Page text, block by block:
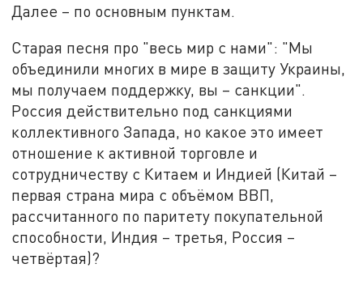
Далее – по основным пунктам.
Старая песня про "весь мир с нами": "Мы
объединили многих в мире в защиту Украины,
мы получаем поддержку, вы – санкции".
Россия действительно под санкциями
коллективного Запада, но какое это имеет
отношение к активной торговле и
сотрудничеству с Китаем и Индией (Китай –
первая страна мира с объёмом ВВП,
рассчитанного по паритету покупательной
способности, Индия – третья, Россия –
четвёртая)?